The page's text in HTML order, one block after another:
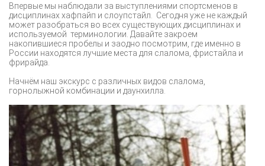
Впервые мы наблюдали за выступлениями спортсменов в
дисциплинах хафпайп и слоупстайл.
Сегодня уже не каждый
может разобраться во всех существующих дисциплинах и
используемой терминологии. Давайте закроем
накопившиеся пробелы и заодно посмотрим, где именно в
России находятся лучшие места для слалома, фристайла и
фрирайда.
Начнём наш экскурс с различных видов слалома,
горнолыжной комбинации и даунхилла.